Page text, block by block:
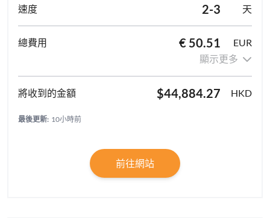
2-3 天
€ 50.51
EUR
顯示更多
$44,884.27 HKD
最後更新: 10小時前
前往網站